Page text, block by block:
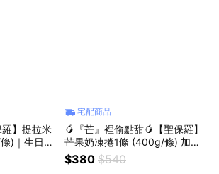
】提拉米
)｜生日｜
宅配商品
🥭『芒』裡偷點甜🥭【聖保羅】
芒果奶凍捲1條 (400g/條) 加贈
燒果子千層1片｜犒賞自己｜好
友分享｜季節限定｜芒果季
$380 $540